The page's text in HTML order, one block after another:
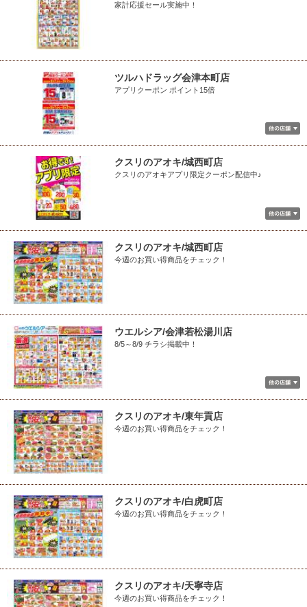
家計応援セール実施中！
ツルハドラッグ会津本町店
アプリクーポン ポイント15倍
クスリのアオキ/城西町店
クスリのアオキアプリ限定クーポン配信中♪
クスリのアオキ/城西町店
今週のお買い得商品をチェック！
ウエルシア/会津若松湯川店
8/5～8/9 チラシ掲載中！
クスリのアオキ/東年貢店
今週のお買い得商品をチェック！
クスリのアオキ/白虎町店
今週のお買い得商品をチェック！
クスリのアオキ/天寧寺店
今週のお買い得商品をチェック！